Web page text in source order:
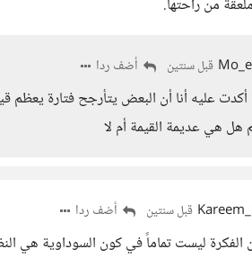
من راحتها.
قبل سنتين أضف ردا
أكدت عليه أنا أن البعض يتأرجح فتارة يعظم
هل هي عديمة القيمة أم لا
قبل سنتين أضف ردا
الفكرة ليست تماماً في كون السوداوية هي